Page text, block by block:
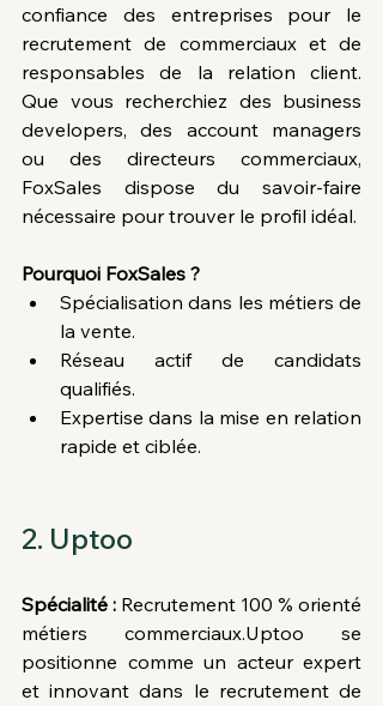
confiance des entreprises pour le
recrutement de commerciaux et de
responsables de la relation client.
Que vous recherchiez des business
developers, des account managers
ou des directeurs commerciaux,
FoxSales dispose du savoir-faire
nécessaire pour trouver le profil idéal.
Pourquoi FoxSales ?
Spécialisation dans les métiers de
la vente.
Réseau actif de candidats
qualifiés.
Expertise dans la mise en relation
rapide et ciblée.
2. Uptoo
Spécialité : Recrutement 100 % orienté
métiers commerciaux.Uptoo se
positionne comme un acteur expert
et innovant dans le recrutement de